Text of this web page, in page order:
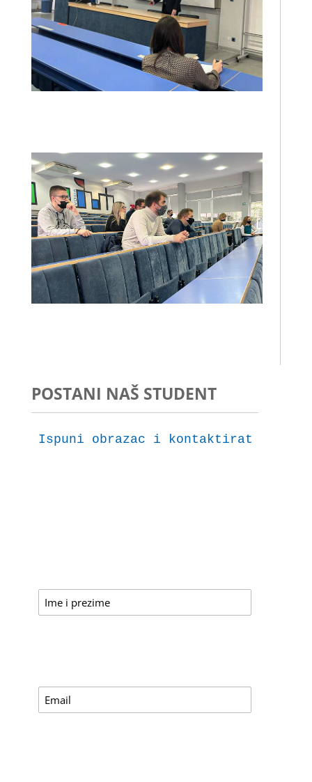
POSTANI NAŠ STUDENT
Ispuni obrazac i kontaktirat ćemo